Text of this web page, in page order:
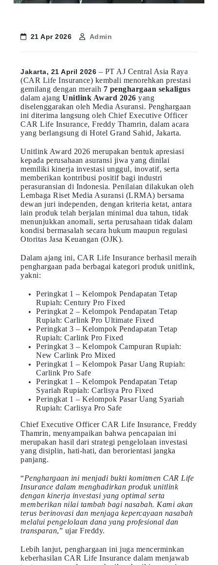
21 Apr 2026 Admin
Jakarta, 21 April 2026 – PT AJ Central Asia Raya
(CAR Life Insurance) kembali menorehkan prestasi
gemilang dengan meraih 7 penghargaan sekaligus
dalam ajangUnitlink Award 2026 yang
diselenggarakan oleh Media Asuransi. Penghargaan
ini diterima langsung oleh Chief Executive Officer
CAR Life Insurance, Freddy Thamrin, dalam acara
yang berlangsung di Hotel Grand Sahid, Jakarta.
Unitlink Award 2026 merupakan bentuk apresiasi
kepada perusahaan asuransi jiwa yang dinilai
memiliki kinerja investasi unggul, inovatif, serta
memberikan kontribusi positif bagi industri
perasuransian di Indonesia. Penilaian dilakukan oleh
Lembaga Riset Media Asuransi (LRMA) bersama
dewan juri independen, dengan kriteria ketat, antara
lain produk telah berjalan minimal dua tahun, tidak
menunjukkan anomali, serta perusahaan tidak dalam
kondisi bermasalah secara hukum maupun regulasi
Otoritas Jasa Keuangan (OJK).
Dalam ajang ini, CAR Life Insurance berhasil meraih
penghargaan pada berbagai kategori produk unitlink,
yakni:
Peringkat 1 – Kelompok Pendapatan Tetap
Rupiah: Century Pro Fixed
Peringkat 2 – Kelompok Pendapatan Tetap
Rupiah: Carlink Pro Ultimate Fixed
Peringkat 3 – Kelompok Pendapatan Tetap
Rupiah: Carlink Pro Fixed
Peringkat 3 – Kelompok Campuran Rupiah:
New Carlink Pro Mixed
Peringkat 1 – Kelompok Pasar Uang Rupiah:
Carlink Pro Safe
Peringkat 1 – Kelompok Pendapatan Tetap
Syariah Rupiah: Carlisya Pro Fixed
Peringkat 1 – Kelompok Pasar Uang Syariah
Rupiah: Carlisya Pro Safe
Chief Executive Officer CAR Life Insurance, Freddy
Thamrin, menyampaikan bahwa pencapaian ini
merupakan hasil dari strategi pengelolaan investasi
yang disiplin, hati-hati, dan berorientasi jangka
panjang.
“Penghargaan ini menjadi bukti komitmen CAR Life
Insurance dalam menghadirkan produk unitlink
dengan kinerja investasi yang optimal serta
memberikan nilai tambah bagi nasabah. Kami akan
terus berinovasi dan menjaga kepercayaan nasabah
melalui pengelolaan dana yang profesional dan
transparan,” ujar Freddy.
Lebih lanjut, penghargaan ini juga mencerminkan
keberhasilan CAR Life Insurance dalam menjawab